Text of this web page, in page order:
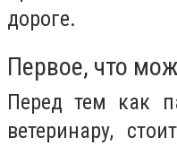
дороге.
Первое, что
Перед тем как
ветеринару,